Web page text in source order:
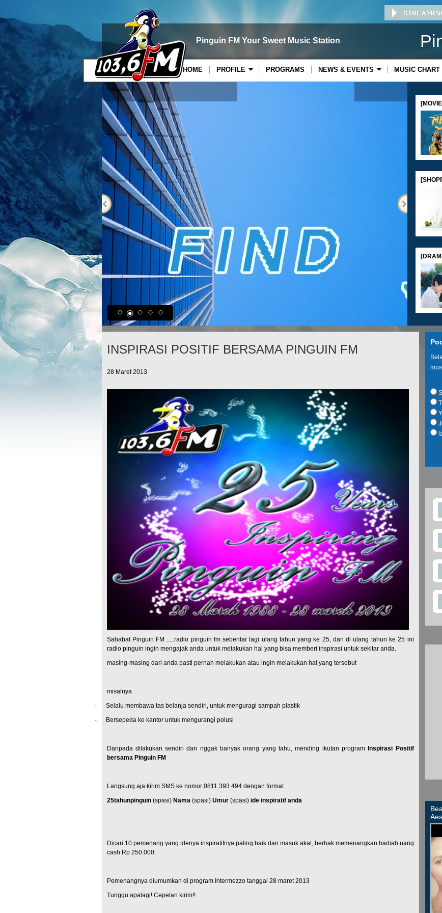
Pinguin FM Your Sweet Music Station
MUSIC CHART
NEWS & EVENTS
PROGRAMS
PROFILE
HOME
Gula
INSPIRASI POSITIF BERSAMA PINGUIN FM
28 Maret 2013
Sahabat Pinguin FM .....radio pinguin fm sebentar lagi ulang tahun yang ke 25, dan di ulang tahun ke 25 ini
radio pinguin ingin mengajak anda untuk melakukan hal yang bisa memberi inspirasi untuk sekitar anda.
masing-masing dari anda pasti pernah melakukan atau ingin melakukan hal yang tersebut
misalnya :
-
Selalu membawa tas belanja sendiri, untuk menguragi sampah plastik
-
Bersepeda ke kantor untuk mengurangi polusi
Daripada dilakukan sendiri dan nggak banyak orang yang tahu, mending ikutan program Inspirasi Positif
bersama Pinguin FM
Langsung aja kirim SMS ke nomor 0811 393 494 dengan format
25tahunpinguin (spasi) Nama (spasi) Umur (spasi) ide inspiratif anda
Dicari 10 pemenang yang idenya inspiratifnya paling baik dan masuk akal, berhak memenangkan hadiah uang
cash Rp 250.000.
Pemenangnya diumumkan di program Intermezzo tanggal 28 maret 2013
Tunggu apalagi! Cepetan kirim!!